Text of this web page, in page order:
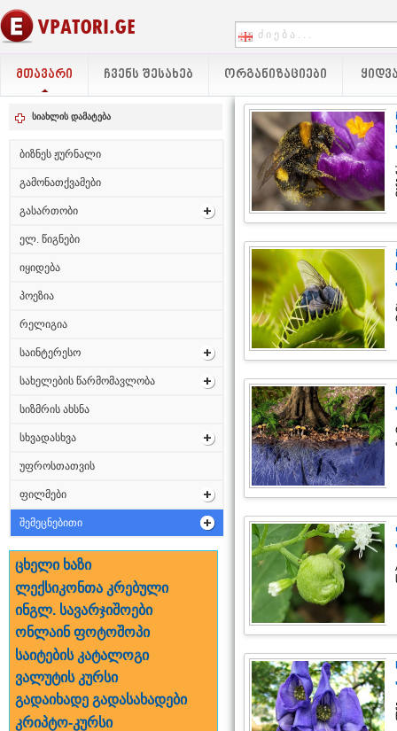
ᲛᲗᲐᲕᲐᲠᲘ ᲩᲕᲔᲜᲡ ᲨᲔᲡᲐᲮᲔᲑ ᲝᲠᲒᲐᲜᲘᲖᲐᲪᲘᲔᲑᲘ
სიახლის დამატება
ბიზნეს ჟურნალი
გამონათქვამები
გასართობი
ელ. წიგნები
იყიდება
პოეზია
რელიგია
საინტერესო
სახელების წარმომავლობა
სიზმრის ახსნა
სხვადასხვა
უფროსთათვის
ფილმები
შემეცნებითი
ცხელი ხაზი
ლექსიკონთა კრებული
ინგლ. სავარჯიშოები
ონლაინ ფოტოშოპი
საიტების კატალოგი
ვალუტის კურსი
გადაიხადე გადასახადები
კრიპტო-კურსი